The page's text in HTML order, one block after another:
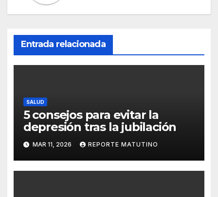
Entrada relacionada
SALUD
5 consejos para evitar la
depresión tras la jubilación
MAR 11, 2026 REPORTE MATUTINO